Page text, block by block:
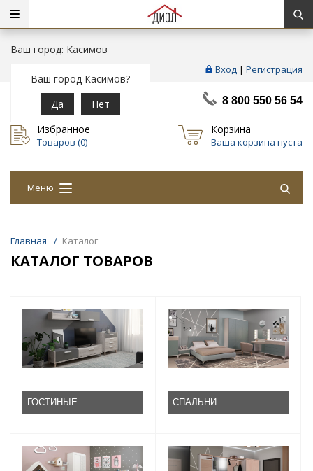
Ваш город: Касимов
Ваш город Касимов?
Да
Нет
Вход | Регистрация
8 800 550 56 54
Избранное
Товаров (0)
Корзина
Ваша корзина пуста
Меню
Главная / Каталог
КАТАЛОГ ТОВАРОВ
ГОСТИНЫЕ СПАЛЬНИ